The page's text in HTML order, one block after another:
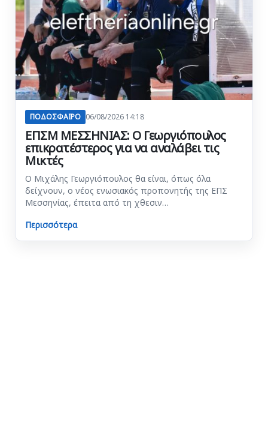
ΠΟΔΟΣΦΑΙΡΟ 06/08/2026 14:18
ΕΠΣΜ ΜΕΣΣΗΝΙΑΣ: Ο Γεωργιόπουλος
επικρατέστερος για να αναλάβει τις
Μικτές
Ο Μιχάλης Γεωργιόπουλος θα είναι, όπως όλα
δείχνουν, ο νέος ενωσιακός προπονητής της ΕΠΣ
Μεσσηνίας, έπειτα από τη χθεσιν…
Περισσότερα